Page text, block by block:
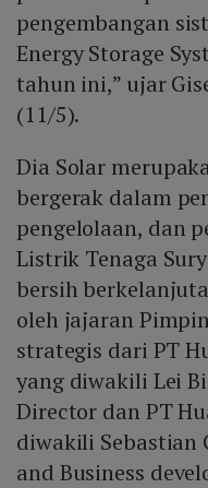
Indonesia.
pengembangan
Energy Storage
tahun ini,” ujar
(11/5).
Dia Solar
bergerak dalam
pengelolaan, dan
Listrik Tenaga
bersih
oleh jajaran
strategis dari PT
yang diwakili Lei
Director dan PT
diwakili Sebastian
and Business